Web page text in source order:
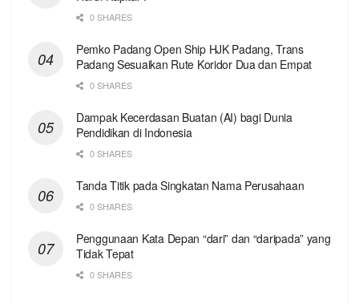
0 SHARES
Pemko Padang Open Ship HJK Padang, Trans
Padang Sesuaikan Rute Koridor Dua dan Empat
0 SHARES
Dampak Kecerdasan Buatan (AI) bagi Dunia
Pendidikan di Indonesia
0 SHARES
Tanda Titik pada Singkatan Nama Perusahaan
0 SHARES
Penggunaan Kata Depan “dari” dan “daripada” yang
Tidak Tepat
0 SHARES